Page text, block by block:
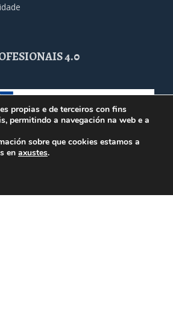
4.0
propias e de terceiros con fins
permitindo a navegación na web e a
sobre que cookies estamos a
en axustes.